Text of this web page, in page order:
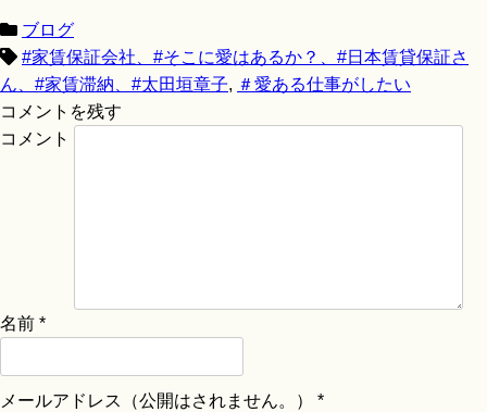
ブログ
#家賃保証会社、#そこに愛はあるか？、#日本賃貸保証さ
ん、#家賃滞納、#太田垣章子, ＃愛ある仕事がしたい
コメントを残す
コメント
名前 *
メールアドレス（公開はされません。） *